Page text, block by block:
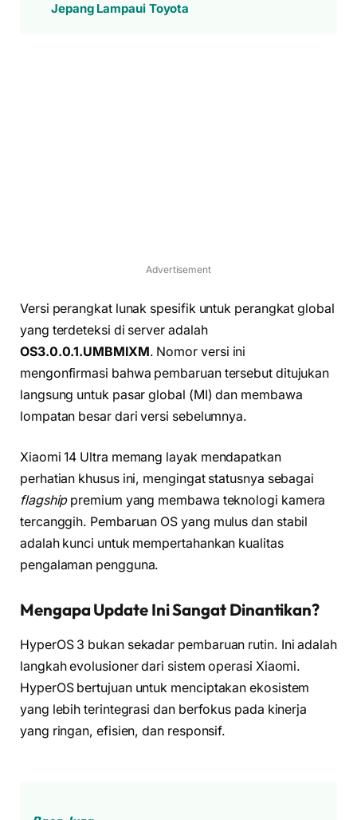
Jepang Lampaui Toyota
Advertisement
Versi perangkat lunak spesifik untuk perangkat global
yang terdeteksi di server adalah
OS3.0.0.1.UMBMIXM. Nomor versi ini
mengonfirmasi bahwa pembaruan tersebut ditujukan
langsung untuk pasar global (MI) dan membawa
lompatan besar dari versi sebelumnya.
Xiaomi 14 Ultra memang layak mendapatkan
perhatian khusus ini, mengingat statusnya sebagai
flagshippremium yang membawa teknologi kamera
tercanggih. Pembaruan OS yang mulus dan stabil
adalah kunci untuk mempertahankan kualitas
pengalaman pengguna.
Mengapa Update Ini Sangat Dinantikan?
HyperOS 3 bukan sekadar pembaruan rutin. Ini adalah
langkah evolusioner dari sistem operasi Xiaomi.
HyperOS bertujuan untuk menciptakan ekosistem
yang lebih terintegrasi dan berfokus pada kinerja
yang ringan, efisien, dan responsif.